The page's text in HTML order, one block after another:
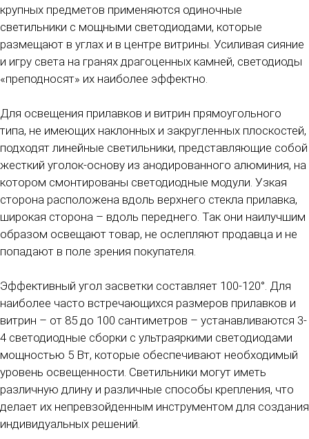
крупных предметов применяются одиночные
светильники с мощными светодиодами, которые
размещают в углах и в центре витрины. Усиливая сияние
и игру света на гранях драгоценных камней, светодиоды
«преподносят» их наиболее эффектно.
Для освещения прилавков и витрин прямоугольного
типа, не имеющих наклонных и закругленных плоскостей,
подходят линейные светильники, представляющие собой
жесткий уголок-основу из анодированного алюминия, на
котором смонтированы светодиодные модули. Узкая
сторона расположена вдоль верхнего стекла прилавка,
широкая сторона – вдоль переднего. Так они наилучшим
образом освещают товар, не ослепляют продавца и не
попадают в поле зрения покупателя.
Эффективный угол засветки составляет 100-120°. Для
наиболее часто встречающихся размеров прилавков и
витрин – от 85 до 100 сантиметров – устанавливаются 3-
4 светодиодные сборки с ультраяркими светодиодами
мощностью 5 Вт, которые обеспечивают необходимый
уровень освещенности. Светильники могут иметь
различную длину и различные способы крепления, что
делает их непревзойденным инструментом для создания
индивидуальных решений.